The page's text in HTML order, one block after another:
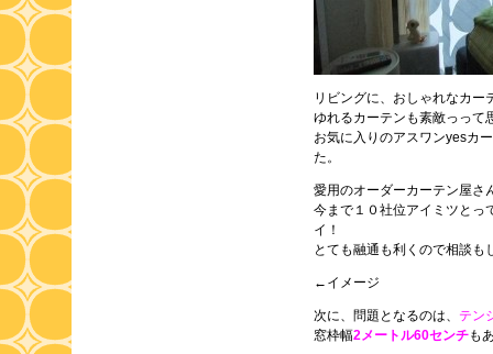
リビングに、おしゃれなカー
ゆれるカーテンも素敵っって
お気に入りのアスワンyesカ
た。
愛用のオーダーカーテン屋さ
今まで１０社位アイミツとっ
イ！
とても融通も利くので相談も
←イメージ
次に、問題となるのは、 テン
窓枠幅2メートル60センチも